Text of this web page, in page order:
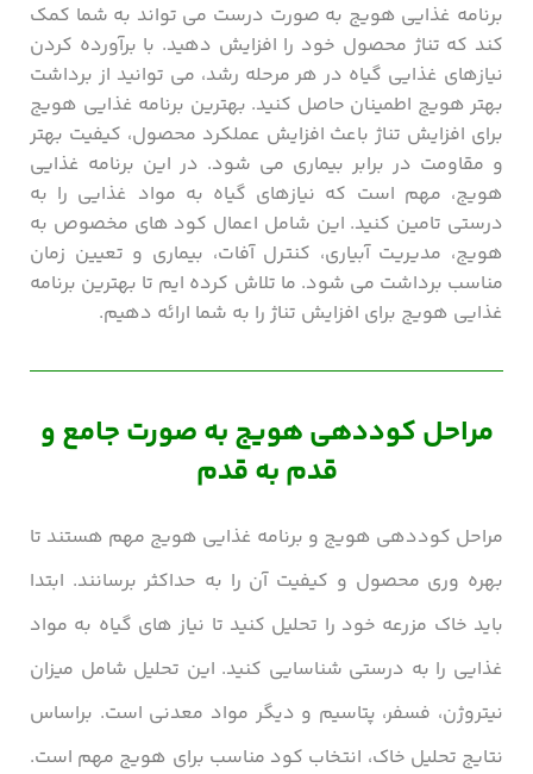
برنامه غذایی هویج به صورت درست می‌ تواند به شما کمک
کند که تناژ محصول خود را افزایش دهید. با برآورده کردن
نیازهای غذایی گیاه در هر مرحله رشد، می توانید از برداشت
بهتر هویج اطمینان حاصل کنید. بهترین برنامه غذایی هویج
برای افزایش تناژ باعث افزایش عملکرد محصول، کیفیت بهتر
و مقاومت در برابر بیماری ‌می ‌شود. در این برنامه غذایی
هویج، مهم است که نیازهای گیاه به مواد غذایی را به
درستی تامین کنید. این شامل اعمال کود های مخصوص به
هویج، مدیریت آبیاری، کنترل آفات، بیماری‌ و تعیین زمان
مناسب برداشت می ‌شود. ما تلاش کرده ایم تا بهترین برنامه
غذایی هویج برای افزایش تناژ را به شما ارائه دهیم.
مراحل کوددهی هویج به صورت جامع و
قدم به قدم
مراحل کوددهی هویج و برنامه غذایی هویج مهم هستند تا
بهره‌ وری محصول و کیفیت آن را به حداکثر برسانند. ابتدا
باید خاک مزرعه خود را تحلیل کنید تا نیاز های گیاه به مواد
غذایی را به درستی شناسایی کنید. این تحلیل شامل میزان
نیتروژن، فسفر، پتاسیم و دیگر مواد معدنی است. براساس
نتایج تحلیل خاک، انتخاب کود مناسب برای هویج مهم است.